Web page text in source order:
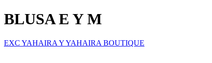
BLUSA E Y M
EXC YAHAIRA Y YAHAIRA BOUTIQUE